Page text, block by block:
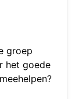
groep
het goede